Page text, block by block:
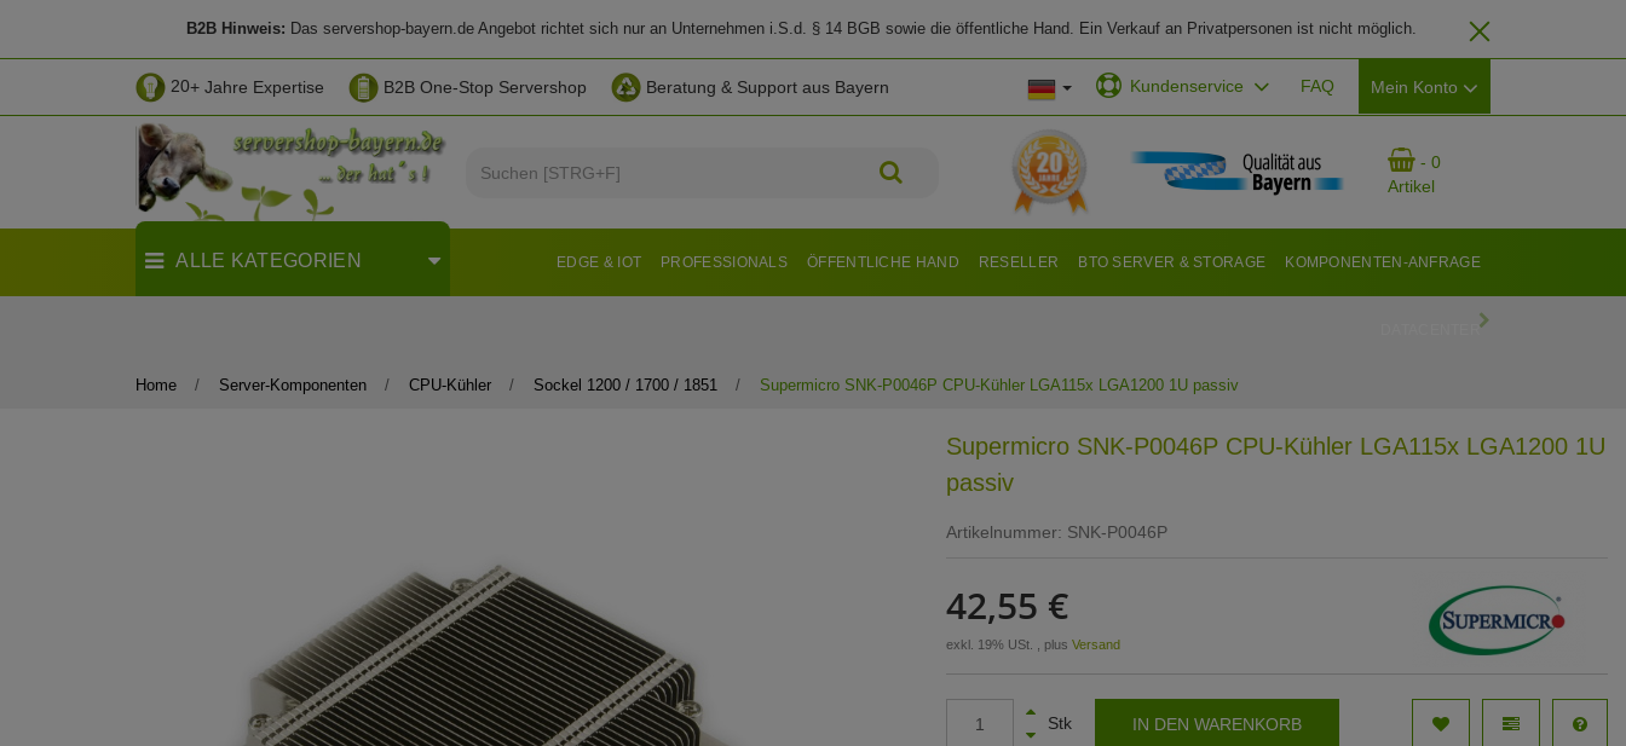
B2B Hinweis: Das servershop-bayern.de Angebot richtet sich nur an Unternehmen i.S.d. § 14 BGB sowie die öffentliche Hand. Ein Verkauf an Privatpersonen ist nicht möglich.
20+ Jahre Expertise B2B One-Stop Servershop Beratung & Support aus Bayern Mein Konto
EMAIL-ADRESSE
FAQ
Kundenservice
- 0
Artikel
ALLE KATEGORIEN KOMPONENTEN-ANFRAGE
BTO SERVER & STORAGE
RESELLER
ÖFFENTLICHE HAND
PROFESSIONALS
EDGE & IOT
DATACENTER
Home Server-Komponenten CPU-Kühler Sockel 1200 / 1700 / 1851 Supermicro SNK-P0046P CPU-Kühler LGA115x LGA1200 1U passiv
Supermicro SNK-P0046P CPU-Kühler LGA115x LGA1200 1U
passiv
Artikelnummer: SNK-P0046P
42,55 €
exkl. 19% USt. , plus Versand
Stk IN DEN WARENKORB